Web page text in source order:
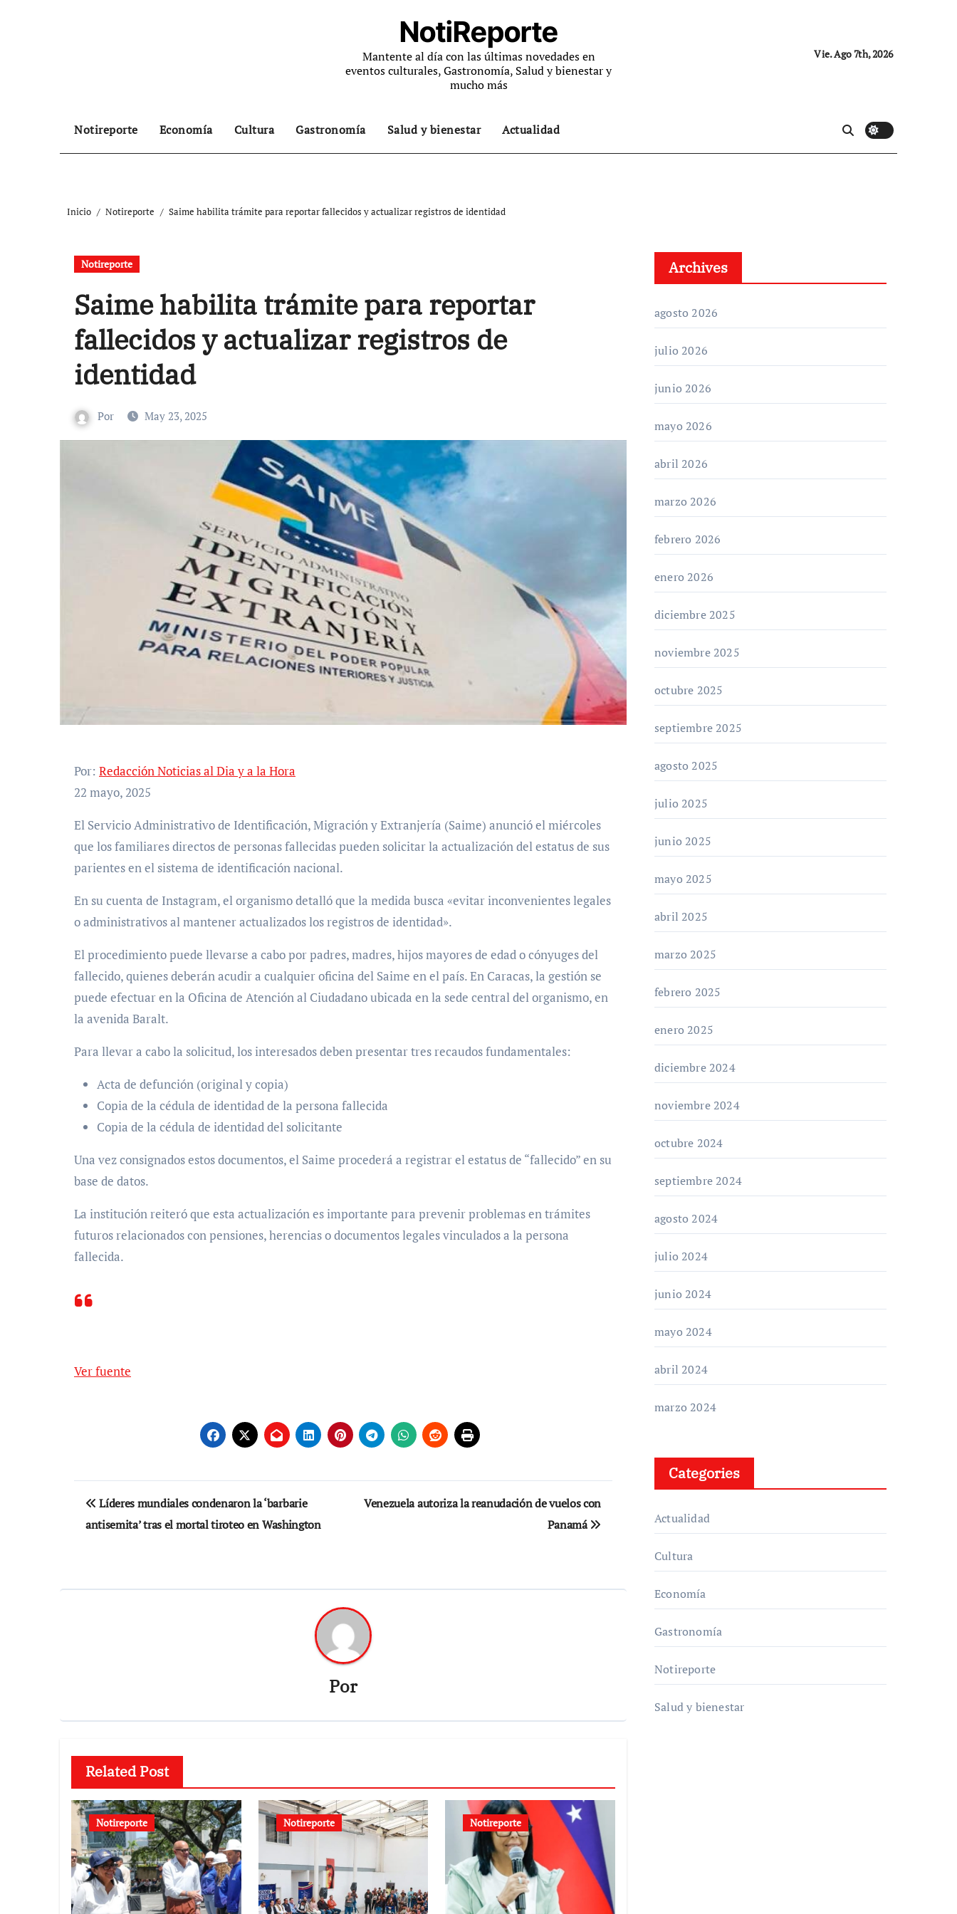
NotiReporte
Mantente al día con las últimas novedades en
eventos culturales, Gastronomía, Salud y bienestar y
mucho más
Vie. Ago 7th, 2026
Notireporte Economía Cultura Gastronomía Salud y bienestar Actualidad
Inicio Notireporte Saime habilita trámite para reportar fallecidos y actualizar registros de identidad
Notireporte
Saime habilita trámite para reportar
fallecidos y actualizar registros de
identidad
Por May 23, 2025
Por: Redacción Noticias al Dia y a la Hora
22 mayo, 2025
El Servicio Administrativo de Identificación, Migración y Extranjería (Saime) anunció el miércoles
que los familiares directos de personas fallecidas pueden solicitar la actualización del estatus de sus
parientes en el sistema de identificación nacional.
En su cuenta de Instagram, el organismo detalló que la medida busca «evitar inconvenientes legales
o administrativos al mantener actualizados los registros de identidad».
El procedimiento puede llevarse a cabo por padres, madres, hijos mayores de edad o cónyuges del
fallecido, quienes deberán acudir a cualquier oficina del Saime en el país. En Caracas, la gestión se
puede efectuar en la Oficina de Atención al Ciudadano ubicada en la sede central del organismo, en
la avenida Baralt.
Para llevar a cabo la solicitud, los interesados deben presentar tres recaudos fundamentales:
Acta de defunción (original y copia)
Copia de la cédula de identidad de la persona fallecida
Copia de la cédula de identidad del solicitante
Una vez consignados estos documentos, el Saime procederá a registrar el estatus de “fallecido” en su
base de datos.
La institución reiteró que esta actualización es importante para prevenir problemas en trámites
futuros relacionados con pensiones, herencias o documentos legales vinculados a la persona
fallecida.
Ver fuente
Navegación
de
Líderes mundiales condenaron la ‘barbarie
antisemita’ tras el mortal tiroteo en Washington
Venezuela autoriza la reanudación de vuelos con
Panamá
Por
Related Post
Notireporte Notireporte Notireporte
Archives
agosto 2026
julio 2026
junio 2026
mayo 2026
abril 2026
marzo 2026
febrero 2026
enero 2026
diciembre 2025
noviembre 2025
octubre 2025
septiembre 2025
agosto 2025
julio 2025
junio 2025
mayo 2025
abril 2025
marzo 2025
febrero 2025
enero 2025
diciembre 2024
noviembre 2024
octubre 2024
septiembre 2024
agosto 2024
julio 2024
junio 2024
mayo 2024
abril 2024
marzo 2024
Categories
Actualidad
Cultura
Economía
Gastronomía
Notireporte
Salud y bienestar